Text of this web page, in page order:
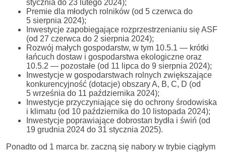
stycznia do 23 lutego 2024);
Premie dla młodych rolników (od 5 czerwca do
5 sierpnia 2024);
Inwestycje zapobiegające rozprzestrzenianiu się ASF
(od 27 czerwca do 2 sierpnia 2024);
Rozwój małych gospodarstw, w tym 10.5.1 — krótki
łańcuch dostaw i gospodarstwa ekologiczne oraz
10.5.2 — pozostałe (od 11 lipca do 9 sierpnia 2024);
Inwestycje w gospodarstwach rolnych zwiększające
konkurencyjność (dotacje) obszary A, B, C, D (od
5 września do 11 października 2024);
Inwestycje przyczyniające się do ochrony środowiska
i klimatu (od 10 października do 10 listopada 2024);
Inwestycje poprawiające dobrostan bydła i świń (od
19 grudnia 2024 do 31 stycznia 2025).
Ponadto od 1 marca br. zaczną się nabory w trybie ciągłym